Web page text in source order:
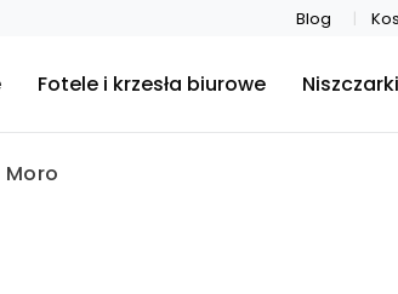
Blog
Fotele i krzesła biurowe Niszczarki
Moro